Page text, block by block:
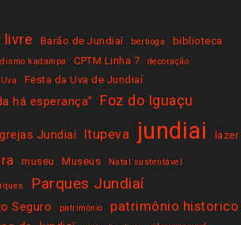
livre Barão de Jundiaí bertioga biblioteca
kadampa CPTM Linha 7 decoração
Festa da Uva de Jundiaí
há esperança"
Foz do Iguaçu
Jundiaí Itupeva jundiai lazer
museu Museus Natal sustentável
Parques Jundiaí
Seguro patrimônio patrimônio historico